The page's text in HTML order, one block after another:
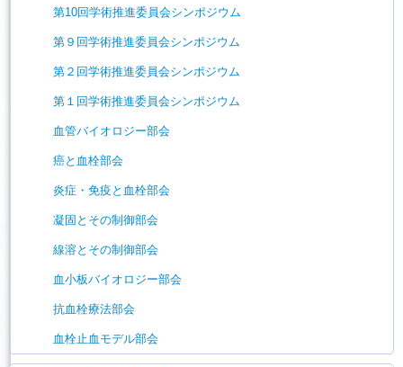
第10回学術推進委員会シンポジウム
第９回学術推進委員会シンポジウム
第２回学術推進委員会シンポジウム
第１回学術推進委員会シンポジウム
血管バイオロジー部会
癌と血栓部会
炎症・免疫と血栓部会
凝固とその制御部会
線溶とその制御部会
血小板バイオロジー部会
抗血栓療法部会
血栓止血モデル部会